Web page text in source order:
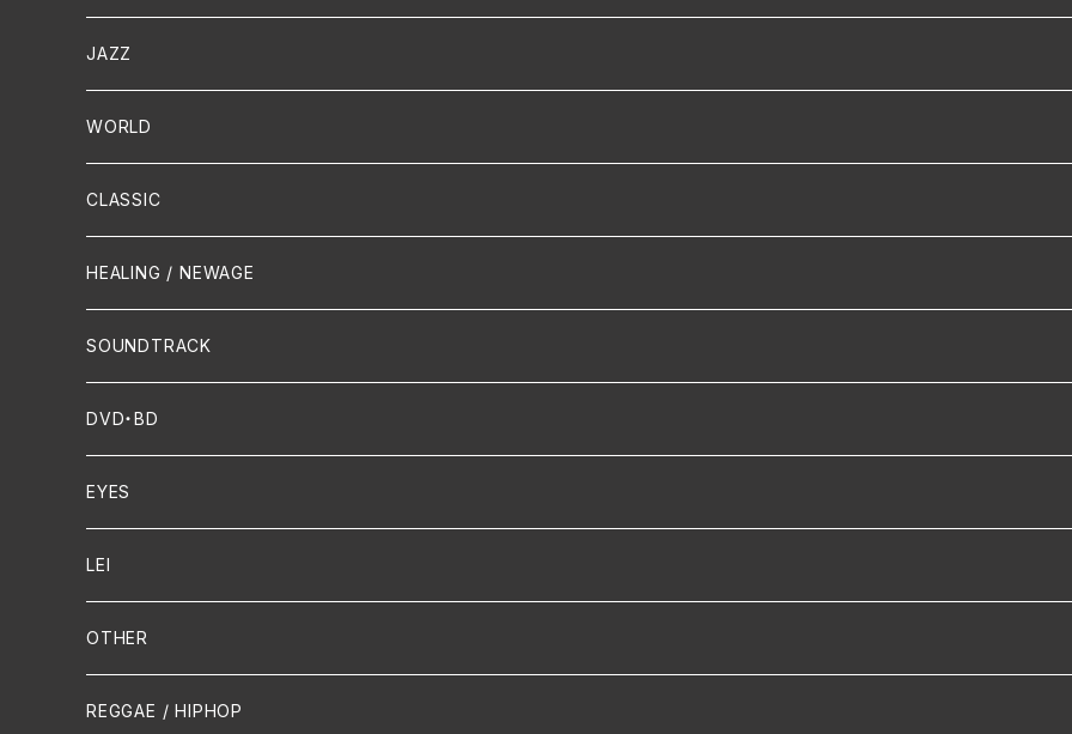
演歌 / 歌謡曲
PUNK/HARDCORE
Hip-Hop/Dancehall Reggae
Oldies
HR/HM
JAZZ
Vocal
Piano
Crossover / Fusion
Dixie / New Orleans
FUNK
WORLD
HAWAIIAN
Chanson
CLASSIC
Piano
Flute
Violin
Cello
Guitar / Ukulele
Mandolin
声楽
HEALING / NEWAGE
SOUNDTRACK
DVD・BD
EYES
LEI
OTHER
REGGAE / HIPHOP